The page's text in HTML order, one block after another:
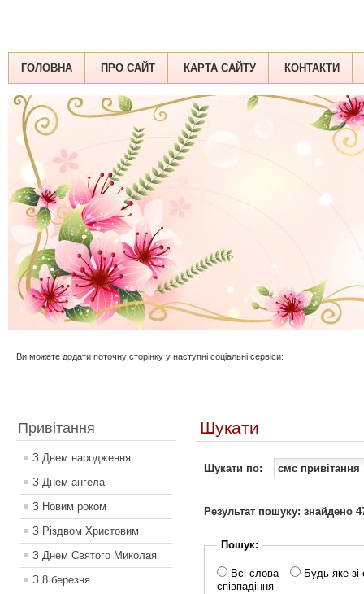
ГОЛОВНА ПРО САЙТ КАРТА САЙТУ КОНТАКТИ
Ви можете додати поточну сторінку у наступні соціальні сервіси:
Привітання
З Днем народження
З Днем ангела
З Новим роком
З Різдвом Христовим
З Днем Святого Миколая
З 8 березня
Шукати
Шукати по:
Результат пошуку: знайдено
Пошук:
Всі слова
Будь-яке зі
співпадіння